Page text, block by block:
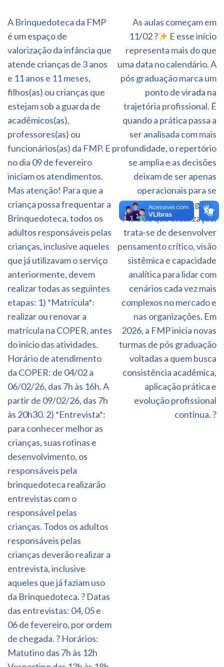
Navegação
de
Post
A Brinquedoteca da FMP
é um espaço de
valorização da infância que
atende crianças de 3 anos
e 11 anos e 11 meses,
filhos(as) ou crianças que
estejam sob a guarda de
acadêmicos(as),
professores(as) ou
funcionários(as) da FMP. E
no dia 09 de fevereiro
iniciam os atendimentos.
Mas atenção! Para que a
criança possa frequentar a
Brinquedoteca, todos os
adultos responsáveis pelas
crianças, inclusive aqueles
que já utilizavam o serviço
anteriormente, devem
realizar todas as seguintes
etapas: 1) *Matrícula*:
realizar ou renovar a
matrícula na COPER, antes
do início das atividades.
Horário de atendimento
da COPER: de 04/02 a
06/02/26, das 7h às 16h. A
partir de 09/02/26, das 7h
às 20h30. 2) *Entrevista*:
para conhecer melhor as
crianças, suas rotinas e
desenvolvimento, os
responsáveis pela
brinquedoteca realizarão
entrevistas com o
responsável pelas
crianças. Todos os adultos
responsáveis pelas
crianças deverão realizar a
entrevista, inclusive
aqueles que já faziam uso
da Brinquedoteca. ? Datas
das entrevistas: 04, 05 e
06 de fevereiro, por ordem
de chegada. ? Horários:
Matutino das 7h às 12h
As aulas começam em
11/02 ?
E esse início
representa mais do que
uma data no calendário. A
pós graduação marca um
ponto de virada na
trajetória profissional. É
quando a prática passa a
ser analisada com mais
profundidade, o repertório
se amplia e as decisões
deixam de ser apenas
operacionais para se
tornarem estratégicas.
Mais do que atualização,
trata-se de desenvolver
pensamento crítico, visão
sistêmica e capacidade
analítica para lidar com
cenários cada vez mais
complexos no mercado e
nas organizações. Em
2026, a FMP inicia novas
turmas de pós graduação
voltadas a quem busca
consistência acadêmica,
aplicação prática e
evolução profissional
contínua. ?